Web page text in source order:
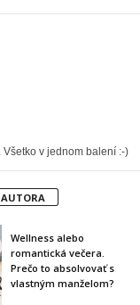
v jednom balení :-)
Wellness alebo
romantická večera.
Prečo to absolvovať s
vlastným manželom?